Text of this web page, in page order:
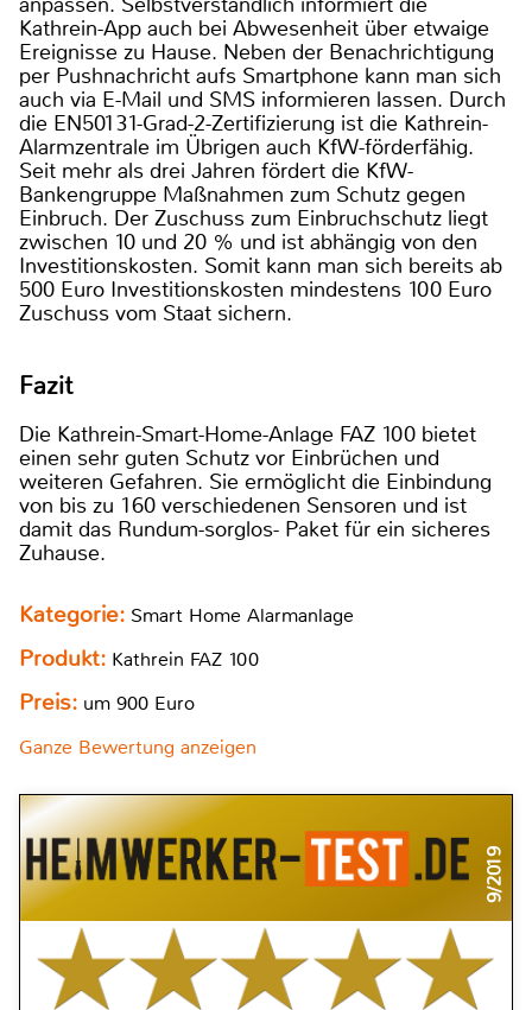
Kathrein-App auch bei Abwesenheit über etwaige
Ereignisse zu Hause. Neben der Benachrichtigung
per Pushnachricht aufs Smartphone kann man sich
auch via E-Mail und SMS informieren lassen. Durch
die EN50131-Grad-2-Zertifizierung ist die Kathrein-
Alarmzentrale im Übrigen auch KfW-förderfähig.
Seit mehr als drei Jahren fördert die KfW-
Bankengruppe Maßnahmen zum Schutz gegen
Einbruch. Der Zuschuss zum Einbruchschutz liegt
zwischen 10 und 20 % und ist abhängig von den
Investitionskosten. Somit kann man sich bereits ab
500 Euro Investitionskosten mindestens 100 Euro
Zuschuss vom Staat sichern.
Fazit
Die Kathrein-Smart-Home-Anlage FAZ 100 bietet
einen sehr guten Schutz vor Einbrüchen und
weiteren Gefahren. Sie ermöglicht die Einbindung
von bis zu 160 verschiedenen Sensoren und ist
damit das Rundum-sorglos- Paket für ein sicheres
Zuhause.
Kategorie: Smart Home Alarmanlage
Produkt: Kathrein FAZ 100
Preis: um 900 Euro
Ganze Bewertung anzeigen
9/2019